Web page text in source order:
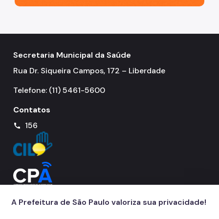
Epidemiologia e Informação - CEInfo
Escola Municipal de Saúde - EMS
Gestão de Pessoas
Gestão Participativa
Hospital do Servidor Público Municipal
Judicialização da Saúde
Licitações e Compras Públicas
Editais / Consulta Pública
Secretaria Municipal da Saúde
Rua Dr. Siqueira Campos, 172 – Liberdade
Telefone: (11) 5461-5600
Contatos
call 156
A Prefeitura de São Paulo valoriza sua privacidade!